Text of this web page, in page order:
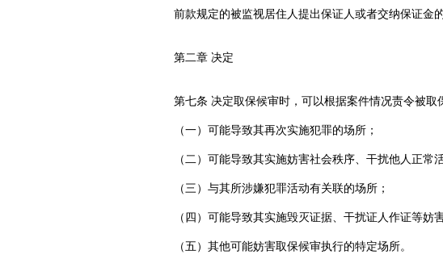
前款规定的被监视居住人提出保证人或者交纳保证金
第二章 决定
第七条 决定取保候审时，可以根据案件情况责令被取
（一）可能导致其再次实施犯罪的场所；
（二）可能导致其实施妨害社会秩序、干扰他人正常
（三）与其所涉嫌犯罪活动有关联的场所；
（四）可能导致其实施毁灭证据、干扰证人作证等妨
（五）其他可能妨害取保候审执行的特定场所。